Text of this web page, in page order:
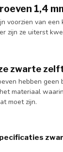
1,4
voorzien van
zijn ze uiterst
zwarte
hebben
materiaal
moet zijn.